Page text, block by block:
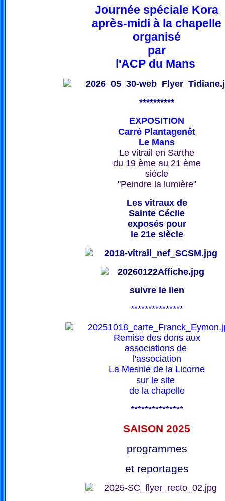
Journée spéciale Kora
après-midi à la chapelle
organisé
par
l'ACP du Mans
**********
EXPOSITION
Carré Plantagenêt
Le Mans
Le vitrail en Sarthe
du 19 ème au 21 ème
siècle
"Peindre la lumière"
Les vitraux de
Sainte Cécile
exposés pour
le 21e siècle
suivre le lien
***************
Remise des dons aux
associations de
l'association
La Mesnie de la Licorne
sur le site
de la chapelle
***************
SAISON 2025
programmes
et reportages